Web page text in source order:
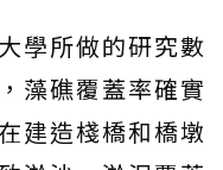
學所做的研究數
藻礁覆蓋率確實
建造棧橋和橋墩